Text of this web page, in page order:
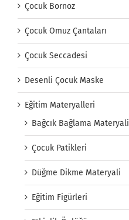
Çocuk Bornoz
Çocuk Omuz Çantaları
Çocuk Seccadesi
Desenli Çocuk Maske
Eğitim Materyalleri
Bağcık Bağlama Materyali
Çocuk Patikleri
Düğme Dikme Materyali
Eğitim Figürleri